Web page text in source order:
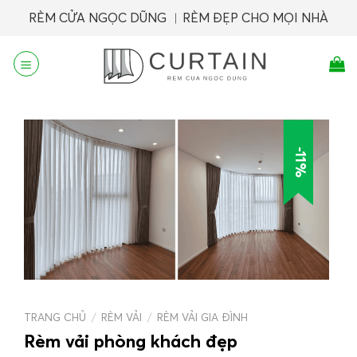
content
RÈM CỬA NGỌC DŨNG ︱RÈM ĐẸP CHO MỌI NHÀ
-11%
TRANG CHỦ / RÈM VẢI / RÈM VẢI GIA ĐÌNH
Rèm vải phòng khách đẹp